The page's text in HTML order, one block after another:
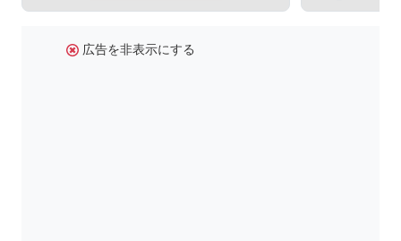
広告を非表示にする